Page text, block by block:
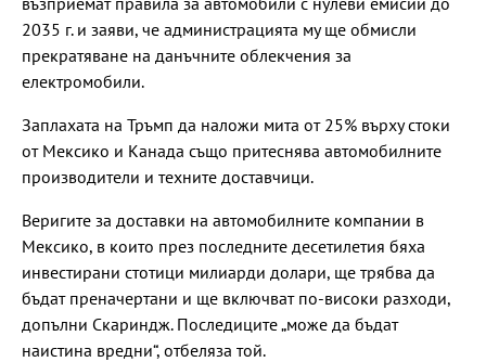
2035 г. и заяви, че администрацията му ще обмисли
прекратяване на данъчните облекчения за
електромобили.
Заплахата на Тръмп да наложи мита от 25% върху стоки
от Мексико и Канада също притеснява автомобилните
производители и техните доставчици.
Веригите за доставки на автомобилните компании в
Мексико, в които през последните десетилетия бяха
инвестирани стотици милиарди долари, ще трябва да
бъдат преначертани и ще включват по-високи разходи,
допълни Скариндж. Последиците „може да бъдат
наистина вредни“, отбеляза той.